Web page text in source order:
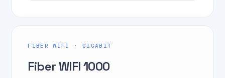
FIBER WIFI · GIGABIT
Fiber WIFI 1000